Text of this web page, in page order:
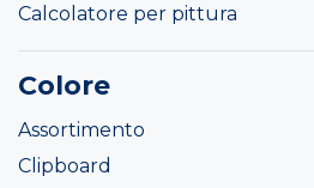
Calcolatore per pittura
Colore
Assortimento
Clipboard